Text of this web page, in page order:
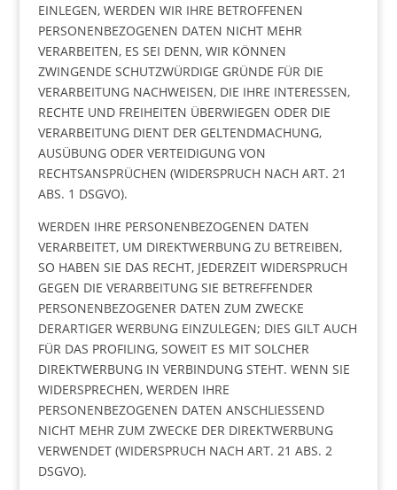
EINLEGEN, WERDEN WIR IHRE BETROFFENEN
PERSONENBEZOGENEN DATEN NICHT MEHR
VERARBEITEN, ES SEI DENN, WIR KÖNNEN
ZWINGENDE SCHUTZWÜRDIGE GRÜNDE FÜR DIE
VERARBEITUNG NACHWEISEN, DIE IHRE INTERESSEN,
RECHTE UND FREIHEITEN ÜBERWIEGEN ODER DIE
VERARBEITUNG DIENT DER GELTENDMACHUNG,
AUSÜBUNG ODER VERTEIDIGUNG VON
RECHTSANSPRÜCHEN (WIDERSPRUCH NACH ART. 21
ABS. 1 DSGVO).
WERDEN IHRE PERSONENBEZOGENEN DATEN
VERARBEITET, UM DIREKTWERBUNG ZU BETREIBEN,
SO HABEN SIE DAS RECHT, JEDERZEIT WIDERSPRUCH
GEGEN DIE VERARBEITUNG SIE BETREFFENDER
PERSONENBEZOGENER DATEN ZUM ZWECKE
DERARTIGER WERBUNG EINZULEGEN; DIES GILT AUCH
FÜR DAS PROFILING, SOWEIT ES MIT SOLCHER
DIREKTWERBUNG IN VERBINDUNG STEHT. WENN SIE
WIDERSPRECHEN, WERDEN IHRE
PERSONENBEZOGENEN DATEN ANSCHLIESSEND
NICHT MEHR ZUM ZWECKE DER DIREKTWERBUNG
VERWENDET (WIDERSPRUCH NACH ART. 21 ABS. 2
DSGVO).